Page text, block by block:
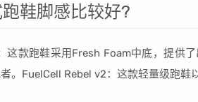
鞋脚感比较好?
这款跑鞋采用Fresh Foam中底，提供
。FuelCell Rebel v2：这款轻量级跑